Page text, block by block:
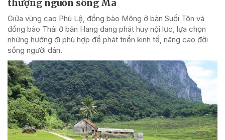
thượng nguồn sông Mã
Giữa vùng cao Phú Lệ, đồng bào Mông ở bản Suối Tôn và
đồng bào Thái ở bản Hang đang phát huy nội lực, lựa chọn
những hướng đi phù hợp để phát triển kinh tế, nâng cao đời
sống người dân.